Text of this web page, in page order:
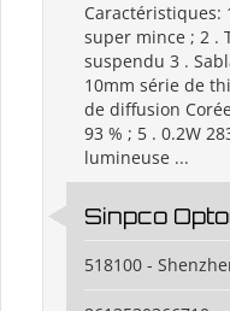
Caractéristiques:
super mince ; 2 .
suspendu 3 .
10mm série de
de diffusion
93 % ; 5 . 0.2W
lumineuse ...
Sinpco
518100 -